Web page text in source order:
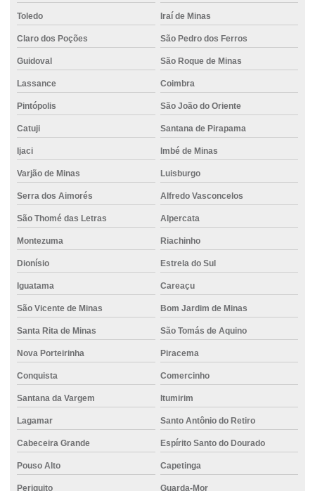
Toledo Iraí de Minas
Claro dos Poções São Pedro dos Ferros
Guidoval São Roque de Minas
Lassance Coimbra
Pintópolis São João do Oriente
Catuji Santana de Pirapama
Ijaci Imbé de Minas
Varjão de Minas Luisburgo
Serra dos Aimorés Alfredo Vasconcelos
São Thomé das Letras Alpercata
Montezuma Riachinho
Dionísio Estrela do Sul
Iguatama Careaçu
São Vicente de Minas Bom Jardim de Minas
Santa Rita de Minas São Tomás de Aquino
Nova Porteirinha Piracema
Conquista Comercinho
Santana da Vargem Itumirim
Lagamar Santo Antônio do Retiro
Cabeceira Grande Espírito Santo do Dourado
Pouso Alto Capetinga
Periquito Guarda-Mor